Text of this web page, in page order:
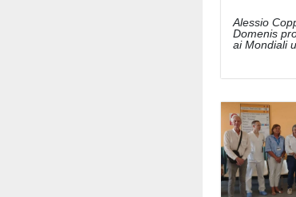
Alessio
Domenis
ai Mondiali